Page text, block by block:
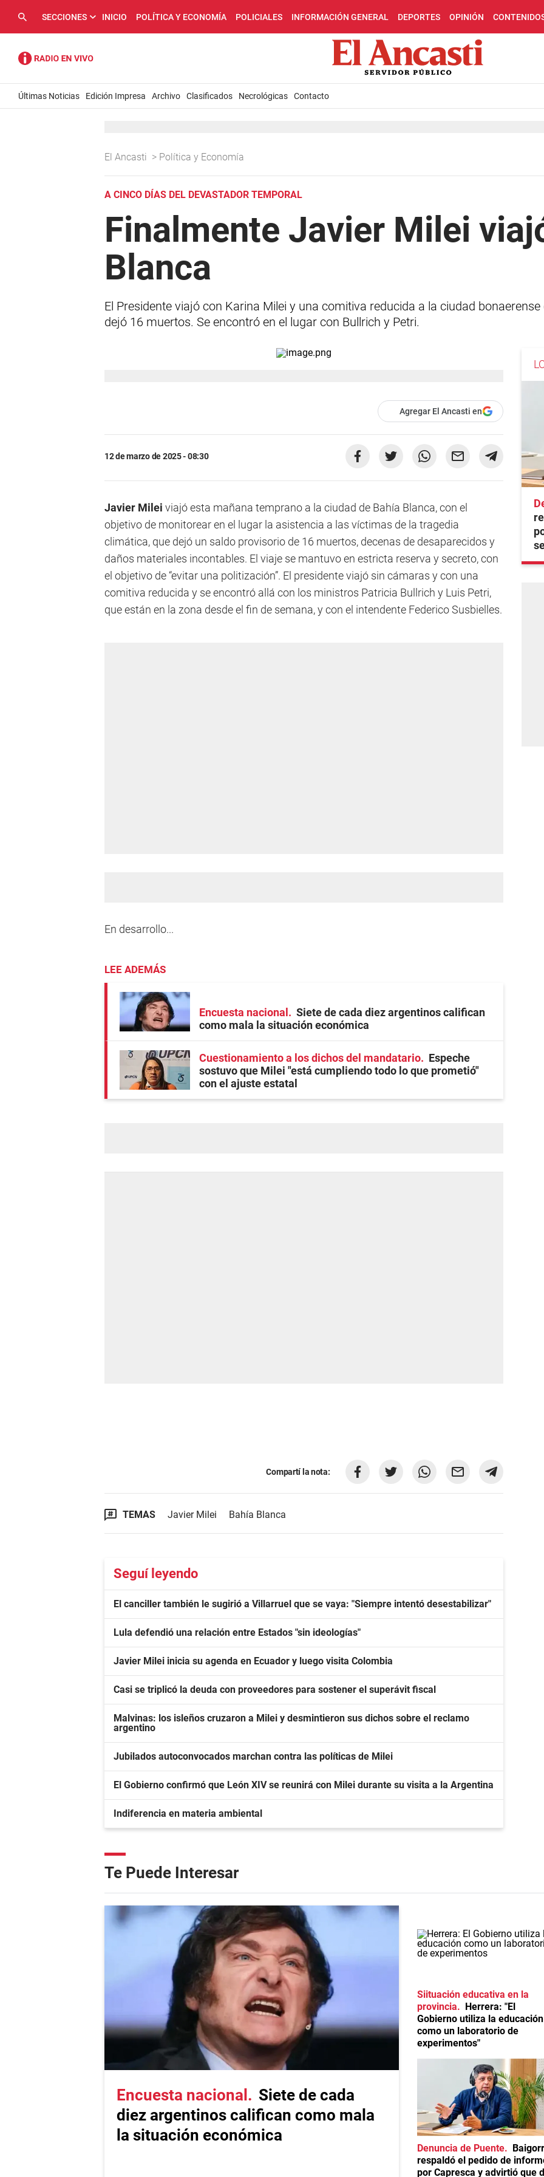
SECCIONES INICIO POLÍTICA Y ECONOMÍA POLICIALES INFORMACIÓN GENERAL DEPORTES OPINIÓN
Últimas Noticias Edición Impresa Archivo Clasificados Necrológicas Contacto
El Ancasti > Política y Economía
A CINCO DÍAS DEL DEVASTADOR TEMPORAL
Finalmente Javier Milei
Blanca
El Presidente viajó con Karina Milei y una comitiva reducida a la ciudad
dejó 16 muertos. Se encontró en el lugar con Bullrich y Petri.
Agregar El Ancasti en
12 de marzo de 2025 - 08:30
Javier Milei viajó esta mañana temprano a la ciudad de Bahía Blanca, con el
objetivo de monitorear en el lugar la asistencia a las víctimas de la tragedia
climática, que dejó un saldo provisorio de 16 muertos, decenas de desaparecidos y
daños materiales incontables. El viaje se mantuvo en estricta reserva y secreto, con
el objetivo de “evitar una politización”. El presidente viajó sin cámaras y con una
comitiva reducida y se encontró allá con los ministros Patricia Bullrich y Luis Petri,
que están en la zona desde el fin de semana, y con el intendente Federico Susbielles.
En desarrollo...
LEE ADEMÁS
Encuesta nacional
Siete de cada diez argentinos califican
como mala la situación económica
Cuestionamiento a los dichos del mandatario
Espeche
sostuvo que Milei "está cumpliendo todo lo que prometió"
con el ajuste estatal
Compartí la nota:
TEMAS Javier Milei Bahía Blanca
Seguí leyendo
El canciller también le sugirió a Villarruel que se vaya: "Siempre intentó desestabilizar"
Lula defendió una relación entre Estados "sin ideologías"
Javier Milei inicia su agenda en Ecuador y luego visita Colombia
Casi se triplicó la deuda con proveedores para sostener el superávit fiscal
Malvinas: los isleños cruzaron a Milei y desmintieron sus dichos sobre el reclamo
argentino
Jubilados autoconvocados marchan contra las políticas de Milei
El Gobierno confirmó que León XIV se reunirá con Milei durante su visita a la Argentina
Indiferencia en materia ambiental
Te Puede Interesar
Encuesta nacional
Siete de cada
diez argentinos califican como mala
la situación económica
Siituación educativa en la
provincia
Herrera: "El
Gobierno utiliza la educación
como un laboratorio de
experimentos"
Denuncia de Puente
respaldó el pedido de
por Capresca y advirtió que